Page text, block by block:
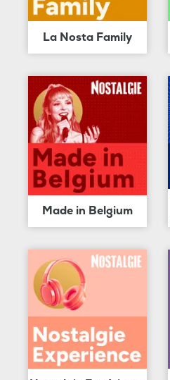
La Nosta Family
Made in Belgium